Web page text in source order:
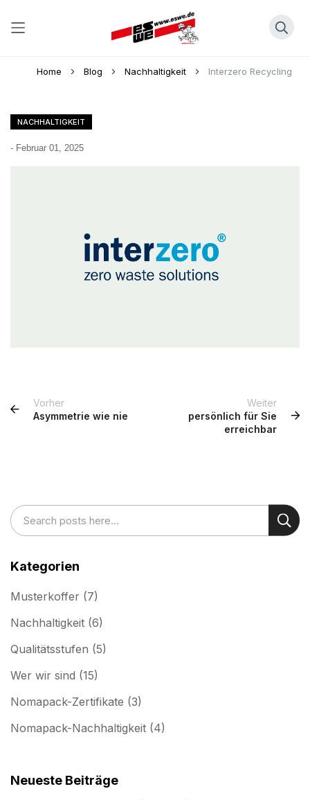
Home Blog Nachhaltigkeit Interzero Recycling
NACHHALTIGKEIT
- Februar 01, 2025
Vorher
Asymmetrie wie nie
Weiter
persönlich für Sie
erreichbar
Suche
Kategorien
Musterkoffer (7)
Nachhaltigkeit (6)
Qualitätsstufen (5)
Wer wir sind (15)
Nomapack-Zertifikate (3)
Nomapack-Nachhaltigkeit (4)
Neueste Beiträge